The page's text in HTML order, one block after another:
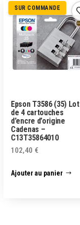
SUR COMMANDE
Epson T3586 (35) Lot
de 4 cartouches
d’encre d’origine
Cadenas –
C13T35864010
102,40 €
Ajouter au panier